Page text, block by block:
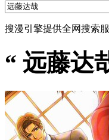
搜漫引擎提供全网搜索
“ 远藤达